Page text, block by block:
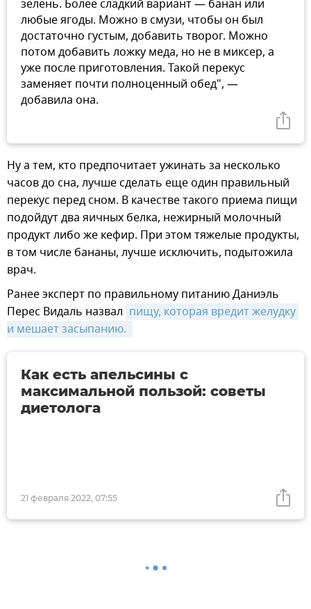
зелень. Более сладкий вариант — банан или
любые ягоды. Можно в смузи, чтобы он был
достаточно густым, добавить творог. Можно
потом добавить ложку меда, но не в миксер, а
уже после приготовления. Такой перекус
заменяет почти полноценный обед", —
добавила она.
Ну а тем, кто предпочитает ужинать за несколько
часов до сна, лучше сделать еще один правильный
перекус перед сном. В качестве такого приема пищи
подойдут два яичных белка, нежирный молочный
продукт либо же кефир. При этом тяжелые продукты,
в том числе бананы, лучше исключить, подытожила
врач.
Ранее эксперт по правильному питанию Даниэль
Перес Видаль назвал пищу, которая вредит желудку
и мешает засыпанию.
21 февраля 2022, 07:55
Как есть апельсины с
максимальной пользой: советы
диетолога